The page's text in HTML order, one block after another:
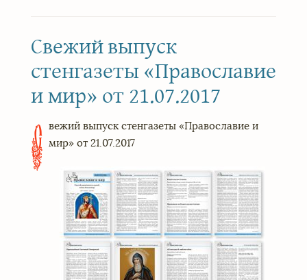
Свежий выпуск
стенгазеты «Православие
и мир» от 21.07.2017
С вежий выпуск стенгазеты «Православие и
мир» от 21.07.2017